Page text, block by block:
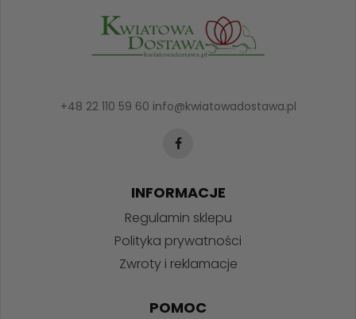
+48 22 110 59 60 info@kwiatowadostawa.pl
INFORMACJE
Regulamin sklepu
Polityka prywatności
Zwroty i reklamacje
POMOC